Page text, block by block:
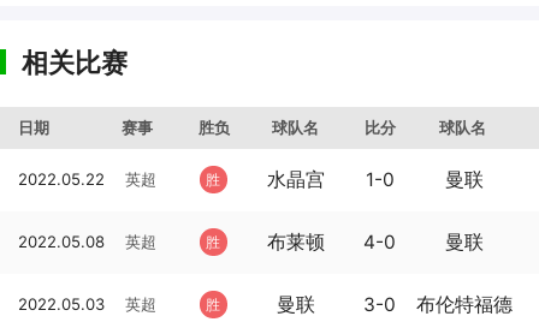
相关比赛
日期 赛事 胜负 球队名 比分 球队名
2022.05.22 英超 胜 水晶宫 1-0 曼联
2022.05.08 英超 胜 布莱顿 4-0 曼联
2022.05.03 英超 胜 曼联 3-0 布伦特福德